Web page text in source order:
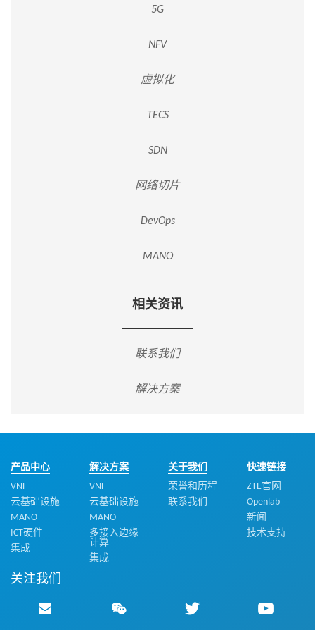
5G
NFV
虚拟化
TECS
SDN
网络切片
DevOps
MANO
相关资讯
联系我们
解决方案
产品中心
VNF
云基础设施
MANO
ICT硬件
集成
解决方案
VNF
云基础设施
MANO
多接入边缘
计算
集成
关于我们
荣誉和历程
联系我们
快速链接
ZTE官网
Openlab
新闻
技术支持
关注我们